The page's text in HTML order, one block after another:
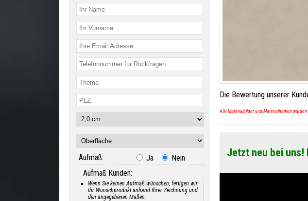
Die Bewertung unserer
Alle Materialbilder und Materialnamen
Jetzt neu bei uns!
Aufmaß: Ja
Nein
Aufmaß Kunden:
Wenn Sie keinen Aufmaß wünschen, fertigen wir
Ihr Wunschprodukt anhand Ihrer Zeichnung und
den angegebenen Maßen.